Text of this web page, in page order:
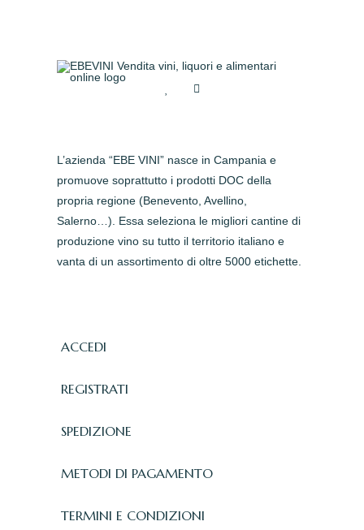
L’azienda “EBE VINI” nasce in Campania e
promuove soprattutto i prodotti DOC della
propria regione (Benevento, Avellino,
Salerno…). Essa seleziona le migliori cantine di
produzione vino su tutto il territorio italiano e
vanta di un assortimento di oltre 5000 etichette.
ACCEDI
REGISTRATI
SPEDIZIONE
METODI DI PAGAMENTO
TERMINI E CONDIZIONI